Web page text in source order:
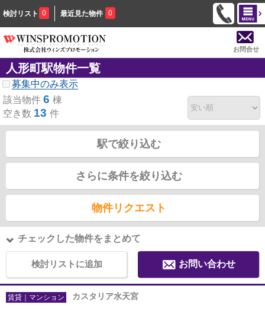
検討リスト 0 最近見た物件 0
お問合せ
人形町駅物件一覧
募集中のみ表示
該当物件 6 棟
空き数 13 件
駅で絞り込む
さらに条件を絞り込む
物件リクエスト
チェックした物件をまとめて
検討リストに追加 お問い合わせ
賃貸｜マンション カスタリア水天宮